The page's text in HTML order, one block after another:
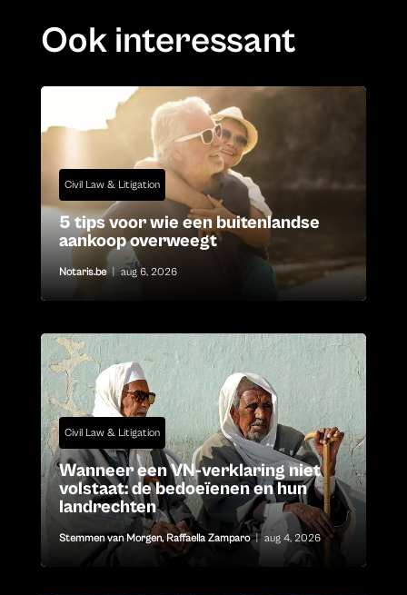
Ook interessant
Civil Law & Litigation
5 tips voor wie een buitenlandse
aankoop overweegt
Notaris.be | aug 6, 2026
Civil Law & Litigation
Wanneer een VN-verklaring niet
volstaat: de bedoeïenen en hun
landrechten
Stemmen van Morgen,Raffaella Zamparo | aug 4, 2026